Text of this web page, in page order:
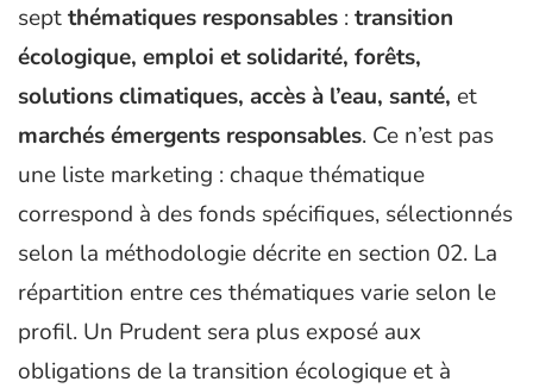
septthématiques responsables :transition
écologique, emploi et solidarité, forêts,
solutions climatiques, accès à l’eau, santé, et
marchés émergents responsables. Ce n’est pas
une liste marketing : chaque thématique
correspond à des fonds spécifiques, sélectionnés
selon la méthodologie décrite en section 02. La
répartition entre ces thématiques varie selon le
profil. Un Prudent sera plus exposé aux
obligations de la transition écologique et à